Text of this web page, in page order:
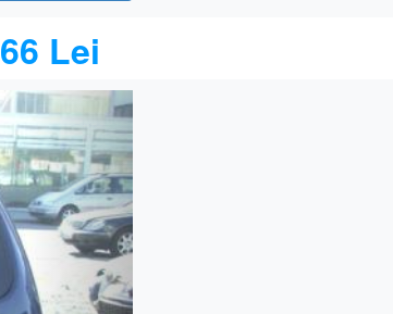
66 Lei
Next